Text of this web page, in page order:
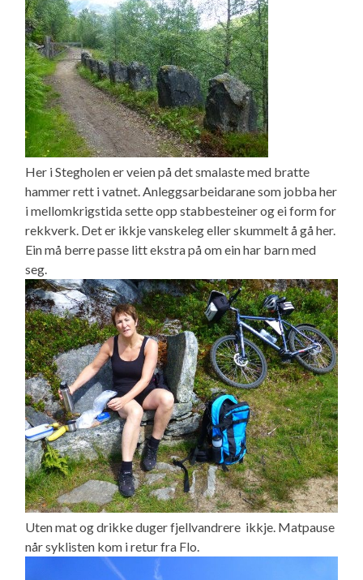
Her i Stegholen er veien på det smalaste med bratte
hammer rett i vatnet. Anleggsarbeidarane som jobba her
i mellomkrigstida sette opp stabbesteiner og ei form for
rekkverk. Det er ikkje vanskeleg eller skummelt å gå her.
Ein må berre passe litt ekstra på om ein har barn med
seg.
Uten mat og drikke duger fjellvandrere ikkje. Matpause
når syklisten kom i retur fra Flo.